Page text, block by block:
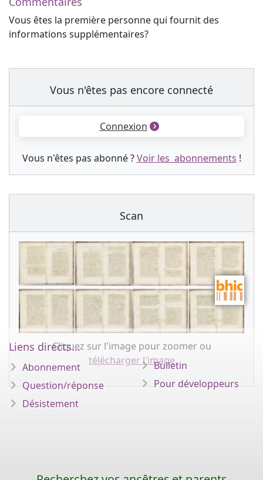
Vous êtes la première personne qui fournit des
informations supplémentaires?
Vous n'êtes pas encore connecté
Connexion
Vous n'êtes pas abonné ?Voir les abonnements !
Scan
Cliquez sur l'image pour zoomer ou
télécharger l'image
Liens directs...
Abonnement
Question/réponse
Désistement
Bulletin
Pour développeurs